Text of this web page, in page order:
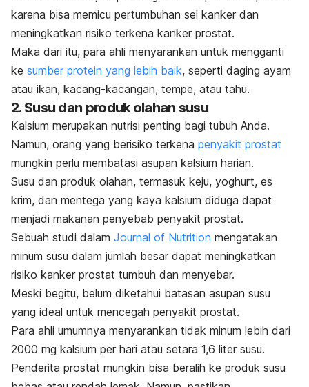
karena bisa memicu pertumbuhan sel kanker dan
meningkatkan risiko terkena kanker prostat.
Maka dari itu, para ahli menyarankan untuk mengganti
ke sumber protein yang lebih baik, seperti daging ayam
atau ikan, kacang-kacangan, tempe, atau tahu.
2. Susu dan produk olahan susu
Kalsium merupakan nutrisi penting bagi tubuh Anda.
Namun, orang yang berisiko terkena penyakit prostat
mungkin perlu membatasi asupan kalsium harian.
Susu dan produk olahan, termasuk keju, yoghurt, es
krim, dan mentega yang kaya kalsium diduga dapat
menjadi makanan penyebab penyakit prostat.
Sebuah studi dalam Journal of Nutrition mengatakan
minum susu dalam jumlah besar dapat meningkatkan
risiko kanker prostat tumbuh dan menyebar.
Meski begitu, belum diketahui batasan asupan susu
yang ideal untuk mencegah penyakit prostat.
Para ahli umumnya menyarankan tidak minum lebih dari
2000 mg kalsium per hari atau setara 1,6 liter susu.
Penderita prostat mungkin bisa beralih ke produk susu